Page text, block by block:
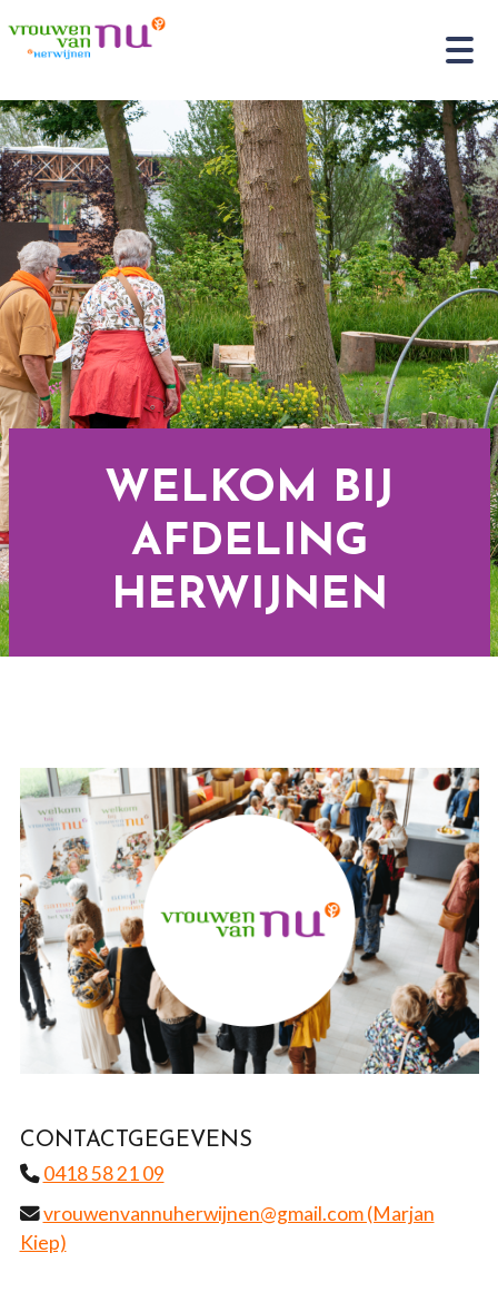
WELKOM BIJ
AFDELING
HERWIJNEN
CONTACTGEGEVENS
0418 58 21 09
vrouwenvannuherwijnen@gmail.com (Marjan
Kiep)